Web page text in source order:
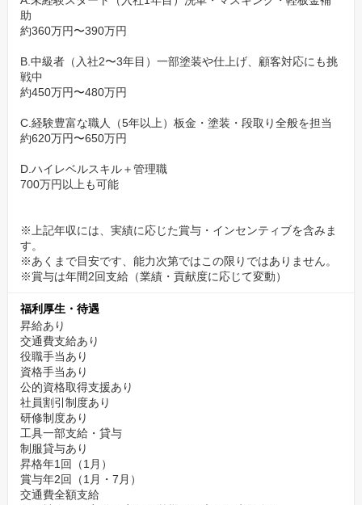
助
約360万円〜390万円
B.中級者（入社2〜3年目）一部塗装や仕上げ、顧客対応にも挑
戦中
約450万円〜480万円
C.経験豊富な職人（5年以上）板金・塗装・段取り全般を担当
約620万円〜650万円
D.ハイレベルスキル＋管理職
700万円以上も可能
※上記年収には、実績に応じた賞与・インセンティブを含みま
す。
※あくまで目安です、能力次第ではこの限りではありません。
※賞与は年間2回支給（業績・貢献度に応じて変動）
福利厚生・待遇
昇給あり
交通費支給あり
役職手当あり
資格手当あり
公的資格取得支援あり
社員割引制度あり
研修制度あり
工具一部支給・貸与
制服貸与あり
昇格年1回（1月）
賞与年2回（1月・7月）
交通費全額支給